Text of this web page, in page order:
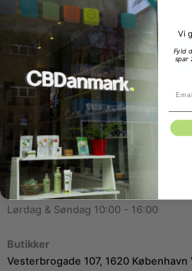
Grej
Kontakt
CBDanmark NL B.V
Åbningstider
Mandag til Fredag 10:00 - 20:00
Lørdag & Søndag 10:00 - 16:00
Butikker
Vesterbrogade 107, 1620 København
Vi
Fyld
spar